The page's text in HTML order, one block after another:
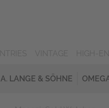
A. LANGE & SÖHNE